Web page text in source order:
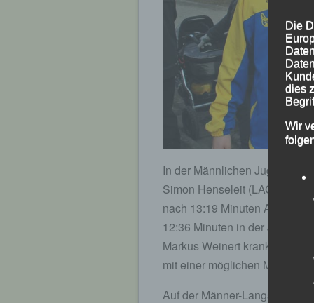
In der Männlichen Jugend U
Simon Henseleit (LAC Quelle
nach 13:19 Minuten Achter.
12:36 Minuten in der Jugend
Markus Weinert
mit einer möglichen
Auf der Männer-Langstrecke,
Die
dies
Wir